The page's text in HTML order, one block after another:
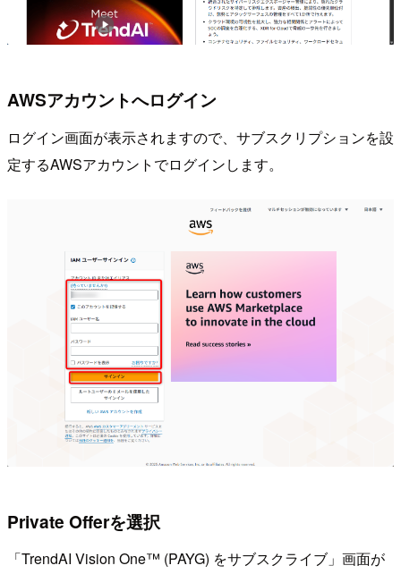
AWSアカウントへログイン
ログイン画面が表示されますので、サブスクリプションを設
定するAWSアカウントでログインします。
Private Offerを選択
「TrendAI Vision One™ (PAYG) をサブスクライブ」画面が